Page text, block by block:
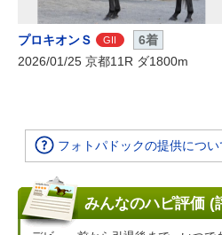
プロキオンＳ GII
6着
2026/01/25 京都11R ダ1800m
フォトパドックの提供につい
みんなのハピ評価 (